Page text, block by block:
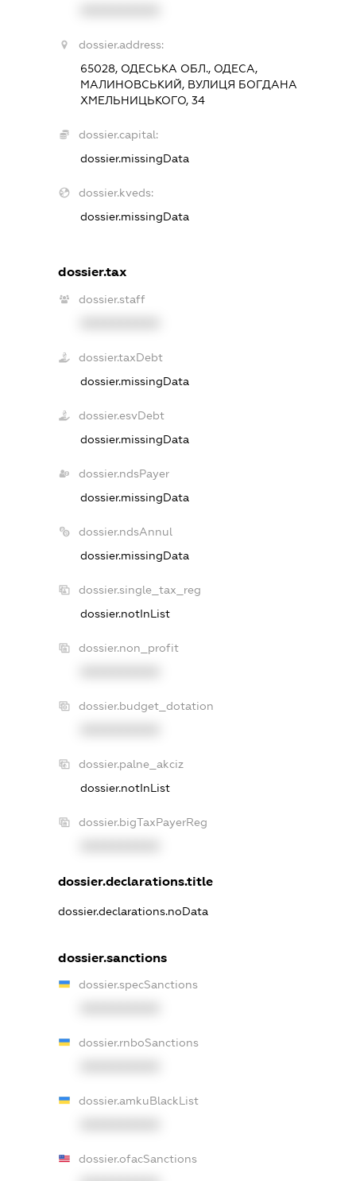
dossier.address:
65028, ОДЕСЬКА ОБЛ., ОДЕСА,
МАЛИНОВСЬКИЙ, ВУЛИЦЯ БОГДАНА
ХМЕЛЬНИЦЬКОГО, 34
dossier.capital:
dossier.missingData
dossier.kveds:
dossier.missingData
dossier.tax
dossier.staff
dossier.taxDebt
dossier.missingData
dossier.esvDebt
dossier.missingData
dossier.ndsPayer
dossier.missingData
dossier.ndsAnnul
dossier.missingData
dossier.single_tax_reg
dossier.notInList
dossier.non_profit
dossier.budget_dotation
dossier.palne_akciz
dossier.notInList
dossier.bigTaxPayerReg
dossier.declarations.title
dossier.declarations.noData
dossier.sanctions
dossier.specSanctions
dossier.rnboSanctions
dossier.amkuBlackList
dossier.ofacSanctions